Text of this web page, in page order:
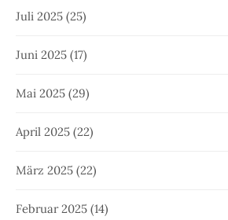
Juli 2025 (25)
Juni 2025 (17)
Mai 2025 (29)
April 2025 (22)
März 2025 (22)
Februar 2025 (14)